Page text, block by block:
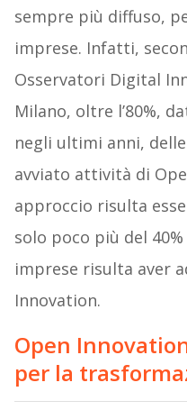
sempre più diffuso,
imprese. Infatti,
Osservatori Digital
Milano, oltre l’80%,
negli ultimi anni,
avviato attività di
approccio risulta
solo poco più del
imprese risulta aver
Innovation.
Open
per la